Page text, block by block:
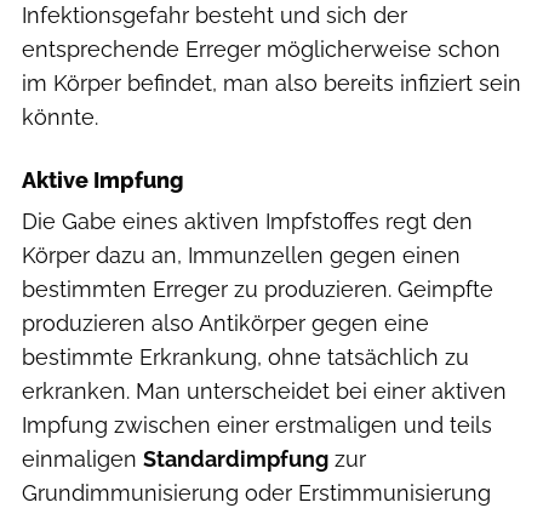
Infektionsgefahr besteht und sich der
entsprechende Erreger möglicherweise schon
im Körper befindet, man also bereits infiziert sein
könnte.
Aktive Impfung
Die Gabe eines aktiven Impfstoffes regt den
Körper dazu an, Immunzellen gegen einen
bestimmten Erreger zu produzieren. Geimpfte
produzieren also Antikörper gegen eine
bestimmte Erkrankung, ohne tatsächlich zu
erkranken. Man unterscheidet bei einer aktiven
Impfung zwischen einer erstmaligen und teils
einmaligen Standardimpfung zur
Grundimmunisierung oder Erstimmunisierung